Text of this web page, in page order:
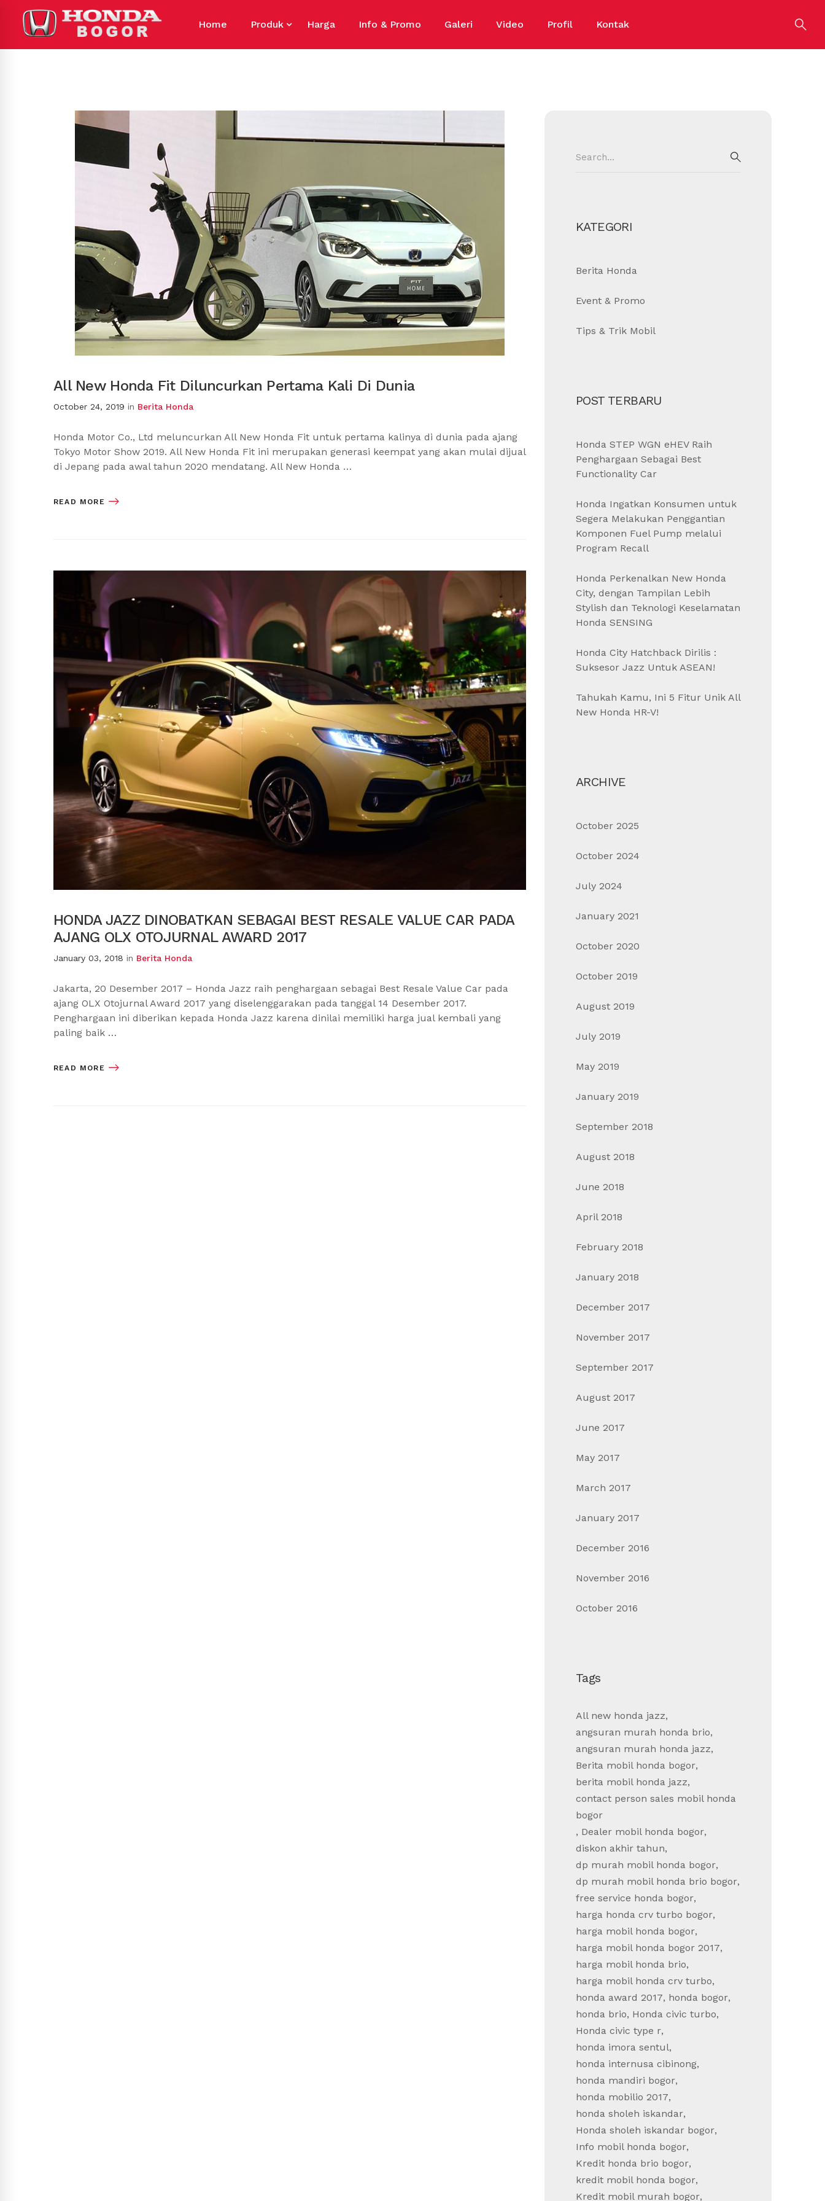
Home Produk Harga Info & Promo Galeri Video Profil Kontak
All New Honda Fit Diluncurkan Pertama Kali Di Dunia
October 24, 2019 in Berita Honda
Honda Motor Co., Ltd meluncurkan All New Honda Fit untuk pertama kalinya di dunia pada ajang
Tokyo Motor Show 2019. All New Honda Fit ini merupakan generasi keempat yang akan mulai dijual
di Jepang pada awal tahun 2020 mendatang. All New Honda …
READ MORE
HONDA JAZZ DINOBATKAN SEBAGAI BEST RESALE VALUE CAR PADA
AJANG OLX OTOJURNAL AWARD 2017
January 03, 2018 in Berita Honda
Jakarta, 20 Desember 2017 – Honda Jazz raih penghargaan sebagai Best Resale Value Car pada
ajang OLX Otojurnal Award 2017 yang diselenggarakan pada tanggal 14 Desember 2017.
Penghargaan ini diberikan kepada Honda Jazz karena dinilai memiliki harga jual kembali yang
paling baik …
READ MORE
for:
KATEGORI
Berita Honda
Event & Promo
Tips & Trik Mobil
POST TERBARU
Honda STEP WGN eHEV Raih
Penghargaan Sebagai Best
Functionality Car
Honda Ingatkan Konsumen untuk
Segera Melakukan Penggantian
Komponen Fuel Pump melalui
Program Recall
Honda Perkenalkan New Honda
City, dengan Tampilan Lebih
Stylish dan Teknologi Keselamatan
Honda SENSING
Honda City Hatchback Dirilis :
Suksesor Jazz Untuk ASEAN!
Tahukah Kamu, Ini 5 Fitur Unik All
New Honda HR-V!
ARCHIVE
October 2025
October 2024
July 2024
January 2021
October 2020
October 2019
August 2019
July 2019
May 2019
January 2019
September 2018
August 2018
June 2018
April 2018
February 2018
January 2018
December 2017
November 2017
September 2017
August 2017
June 2017
May 2017
March 2017
January 2017
December 2016
November 2016
October 2016
Tags
All new honda jazz,
angsuran murah honda brio,
angsuran murah honda jazz,
Berita mobil honda bogor,
berita mobil honda jazz,
contact person sales mobil honda
bogor
, Dealer mobil honda bogor,
diskon akhir tahun,
dp murah mobil honda bogor,
dp murah mobil honda brio bogor,
free service honda bogor,
harga honda crv turbo bogor,
harga mobil honda bogor,
harga mobil honda bogor 2017,
harga mobil honda brio,
harga mobil honda crv turbo,
honda award 2017, honda bogor,
honda brio, Honda civic turbo,
Honda civic type r,
honda imora sentul,
honda internusa cibinong,
honda mandiri bogor,
honda mobilio 2017,
honda sholeh iskandar,
Honda sholeh iskandar bogor,
Info mobil honda bogor,
Kredit honda brio bogor,
kredit mobil honda bogor,
Kredit mobil murah bogor,